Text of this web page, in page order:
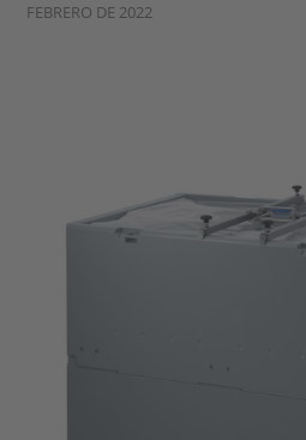
FEBRERO DE 2022